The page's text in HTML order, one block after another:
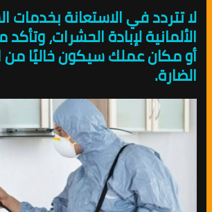
لا تتردد في الاستعانة بخدمات
الألمانية لإبادة الحشرات،
أو مكان عملك سيكون خاليًا من
الضارة.